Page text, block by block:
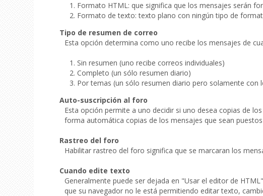
Formato HTML: que significa que los mensajes serán
Formato de texto: texto plano con ningún tipo de
Tipo de resumen de correo
Esta opción determina como uno recibe los mensajes de
Sin resumen (uno recibe correos individuales)
Completo (un sólo resumen diario)
Por temas (un sólo resumen diario pero solamente con
Auto-suscripción al foro
Esta opción permite a uno decidir si uno desea copias de
forma automática copias de los mensajes que sean
Rastreo del foro
Habilitar rastreo del foro significa que se marcaran los
Cuando edite texto
Generalmente puede ser dejada en "Usar el editor de
que su navegador no le está permitiendo editar texto,